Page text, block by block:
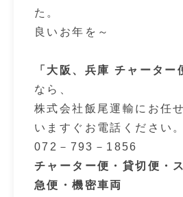
た。
良いお年を～
「大阪、兵庫 チャーター
なら、
株式会社飯尾運輸にお任
いますぐお電話ください。
072－793－1856
チャーター便・貸切便・
急便・機密車両